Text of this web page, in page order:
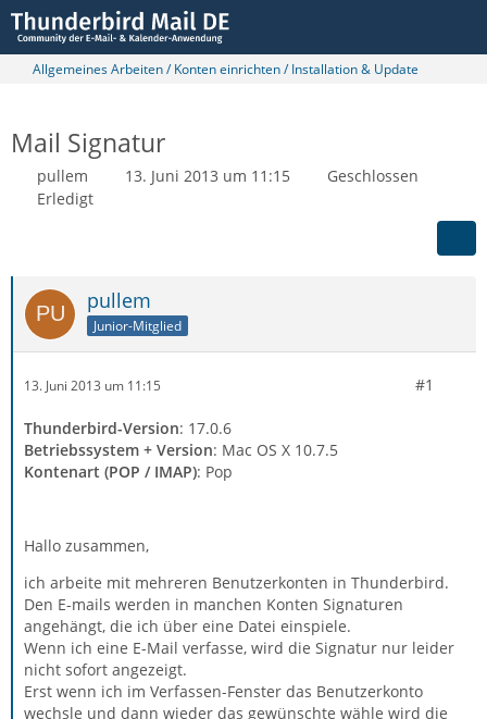
Allgemeines Arbeiten / Konten einrichten / Installation & Update
Mail Signatur
pullem 13. Juni 2013 um 11:15
Geschlossen
Erledigt
pullem
Junior-Mitglied
13. Juni 2013 um 11:15 #1
Thunderbird-Version: 17.0.6
Betriebssystem + Version: Mac OS X 10.7.5
Kontenart (POP / IMAP): Pop
Hallo zusammen,
ich arbeite mit mehreren Benutzerkonten in Thunderbird.
Den E-mails werden in manchen Konten Signaturen
angehängt, die ich über eine Datei einspiele.
Wenn ich eine E-Mail verfasse, wird die Signatur nur leider
nicht sofort angezeigt.
Erst wenn ich im Verfassen-Fenster das Benutzerkonto
wechsle und dann wieder das gewünschte wähle wird die